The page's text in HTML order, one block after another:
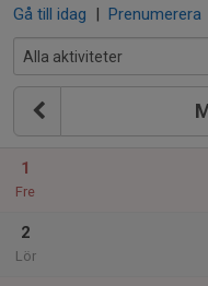
Gå till idag | Prenumerera
1
Fre
2
Lör